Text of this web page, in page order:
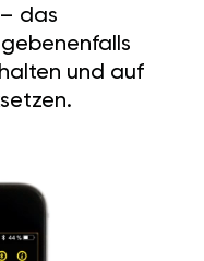
das
und auf